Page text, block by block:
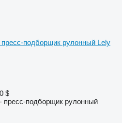
пресс-подборщик рулонный Lely
$
пресс-подборщик рулонный